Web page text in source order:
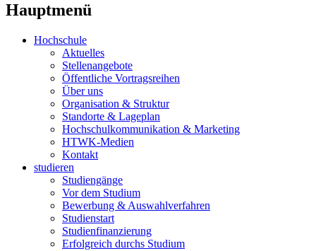
Hauptmenü
Hochschule
Aktuelles
Stellenangebote
Öffentliche Vortragsreihen
Über uns
Organisation & Struktur
Standorte & Lageplan
Hochschulkommunikation & Marketing
HTWK-Medien
Kontakt
studieren
Studiengänge
Vor dem Studium
Bewerbung & Auswahlverfahren
Studienstart
Studienfinanzierung
Erfolgreich durchs Studium